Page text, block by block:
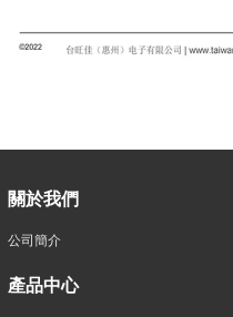
關於我們
公司簡介
產品中心